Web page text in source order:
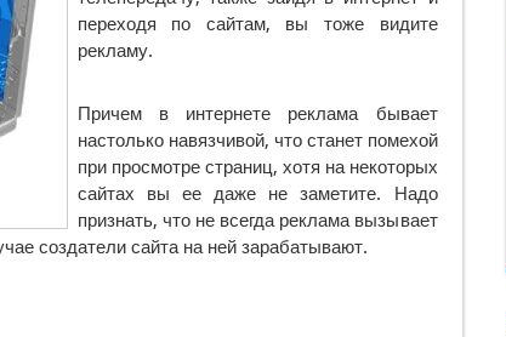
переходя по сайтам, вы тоже видите
рекламу.
Причем в интернете реклама бывает
настолько навязчивой, что станет помехой
при просмотре страниц, хотя на некоторых
сайтах вы ее даже не заметите. Надо
признать, что не всегда реклама вызывает
создатели сайта на ней зарабатывают.